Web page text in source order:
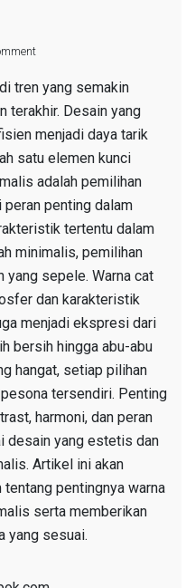
tren yang semakin
terakhir. Desain yang
menjadi daya tarik
satu elemen kunci
adalah pemilihan
peran penting dalam
tertentu dalam
minimalis, pemilihan
yang sepele. Warna cat
dan karakteristik
menjadi ekspresi dari
bersih hingga abu-abu
hangat, setiap pilihan
tersendiri. Penting
harmoni, dan peran
desain yang estetis dan
Artikel ini akan
pentingnya warna
serta memberikan
yang sesuai.